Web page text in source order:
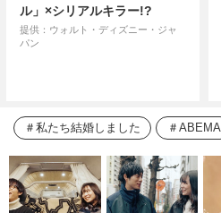
ル」×シリアルキラー!?
提供：ウォルト・ディズニー・ジャ
パン
私たち結婚しました ABEMA